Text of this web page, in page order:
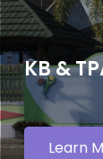
KB &
Learn